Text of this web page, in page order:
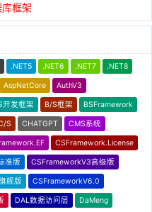
框架
.NET5 .NET6 .NET7 .NET8
AspNetCore AuthV3
开发框架 B/S框架 BSFramework
S CHATGPT CMS系统
CSFramework.License
准版 CSFrameworkV3高级版
舰版 CSFrameworkV6.0
DAL数据访问层 DaMeng